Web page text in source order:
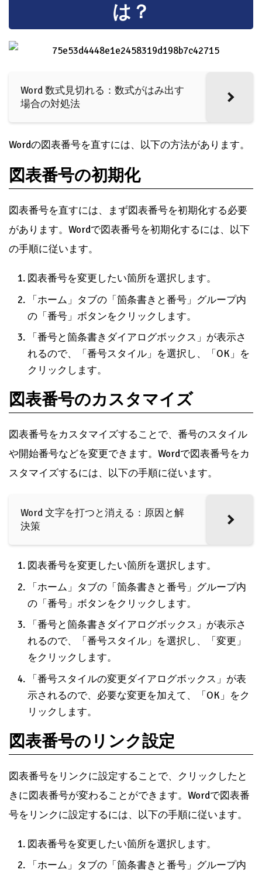
は？
Word 数式見切れる：数式がはみ出す
場合の対処法
Wordの図表番号を直すには、以下の方法があります。
図表番号の初期化
図表番号を直すには、まず図表番号を初期化する必要
があります。Wordで図表番号を初期化するには、以下
の手順に従います。
図表番号を変更したい箇所を選択します。
「ホーム」タブの「箇条書きと番号」グループ内
の「番号」ボタンをクリックします。
「番号と箇条書きダイアログボックス」が表示さ
れるので、「番号スタイル」を選択し、「OK」を
クリックします。
図表番号のカスタマイズ
図表番号をカスタマイズすることで、番号のスタイル
や開始番号などを変更できます。Wordで図表番号をカ
スタマイズするには、以下の手順に従います。
Word 文字を打つと消える：原因と解
決策
図表番号を変更したい箇所を選択します。
「ホーム」タブの「箇条書きと番号」グループ内
の「番号」ボタンをクリックします。
「番号と箇条書きダイアログボックス」が表示さ
れるので、「番号スタイル」を選択し、「変更」
をクリックします。
「番号スタイルの変更ダイアログボックス」が表
示されるので、必要な変更を加えて、「OK」をク
リックします。
図表番号のリンク設定
図表番号をリンクに設定することで、クリックしたと
きに図表番号が変わることができます。Wordで図表番
号をリンクに設定するには、以下の手順に従います。
図表番号を変更したい箇所を選択します。
「ホーム」タブの「箇条書きと番号」グループ内